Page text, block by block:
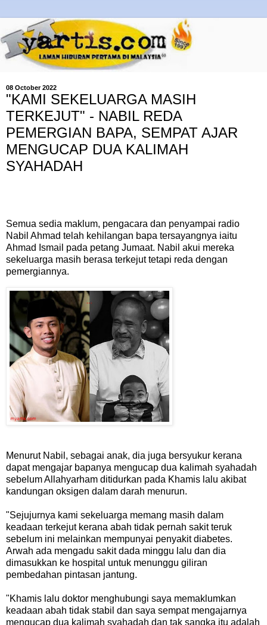
08 October 2022
"KAMI SEKELUARGA MASIH
TERKEJUT" - NABIL REDA
PEMERGIAN BAPA, SEMPAT AJAR
MENGUCAP DUA KALIMAH
SYAHADAH
Semua sedia maklum, pengacara dan penyampai radio
Nabil Ahmad telah kehilangan bapa tersayangnya iaitu
Ahmad Ismail pada petang Jumaat. Nabil akui mereka
sekeluarga masih berasa terkejut tetapi reda dengan
pemergiannya.
Menurut Nabil, sebagai anak, dia juga bersyukur kerana
dapat mengajar bapanya mengucap dua kalimah syahadah
sebelum Allahyarham ditidurkan pada Khamis lalu akibat
kandungan oksigen dalam darah menurun.
"Sejujurnya kami sekeluarga memang masih dalam
keadaan terkejut kerana abah tidak pernah sakit teruk
sebelum ini melainkan mempunyai penyakit diabetes.
Arwah ada mengadu sakit dada minggu lalu dan dia
dimasukkan ke hospital untuk menunggu giliran
pembedahan pintasan jantung.
"Khamis lalu doktor menghubungi saya memaklumkan
keadaan abah tidak stabil dan saya sempat mengajarnya
mengucap dua kalimah syahadah dan tak sangka itu adalah